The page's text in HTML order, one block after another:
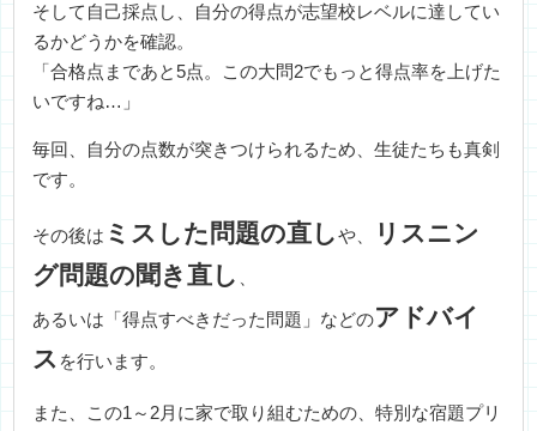
そして自己採点し、自分の得点が志望校レベルに達してい
るかどうかを確認。
「合格点まであと5点。この大問2でもっと得点率を上げた
いですね…」
毎回、自分の点数が突きつけられるため、生徒たちも真剣
です。
その後は ミスした問題の直しや、
リスニン
グ問題の聞き直し
あるいは「得点すべきだった問題」などのアドバイ
ス を行います。
また、この1～2月に家で取り組むための、特別な宿題プリ